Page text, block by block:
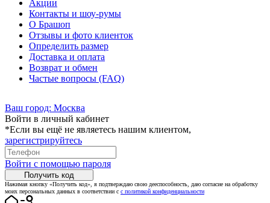
Акции
Контакты и шоу-румы
О Брашоп
Отзывы и фото клиенток
Определить размер
Доставка и оплата
Возврат и обмен
Частые вопросы (FAQ)
Ваш город: Москва
Войти в личный кабинет
*Если вы ещё не являетесь нашим клиентом,
зарегистрируйтесь
Войти с помощью пароля
Получить код
Нажимая кнопку «Получить код», я подтверждаю свою дееспособность, даю согласие на обработку
моих персональных данных в соответствии с с политикой конфиденциальности